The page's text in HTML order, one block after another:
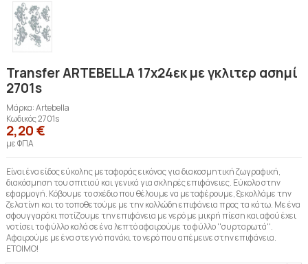
Transfer ARTEBELLA 17x24εκ με γκλιτερ ασημί
2701s
Μάρκα:Artebella
Κωδικός2701s
2,20 €
με ΦΠΑ
Είναι ένα είδος εύκολης μεταφοράς εικόνας για διακοσμητική ζωγραφική,
διακόσμηση του σπιτιού και γενικά για σκληρές επιφάνειες. Εύκολο στην
εφαρμογή. Κόβουμε το σχέδιο που θέλουμε να μεταφέρουμε, ξεκολλάμε την
ζελατίνη και το τοποθετούμε με την κολλώδη επιφάνεια προς τα κάτω. Με ένα
σφουγγαράκι ποτίζουμε την επιφάνεια με νερό με μικρή πίεση και αφού έχει
νοτίσει το φύλλο καλά σε ένα λεπτό αφαιρούμε το φύλλο ''συρταρωτά''.
Αφαιρούμε με ένα στεγνό πανάκι το νερό που απέμεινε στην επιφάνεια.
ΕΤΟΙΜΟ!